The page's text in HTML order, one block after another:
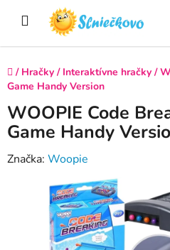
Domov
/ Hračky / Interaktívne hračky /
Game Handy Version
WOOPIE Code
Game Handy
Značka: Woopie